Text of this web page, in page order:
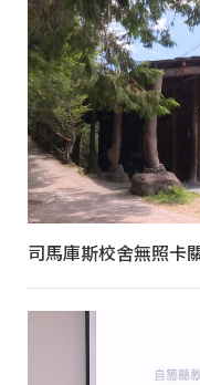
司馬庫斯校舍無照卡